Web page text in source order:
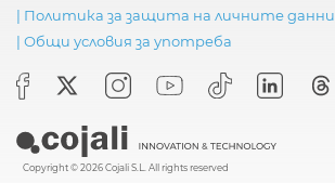
| Политика за защита на личните данни
| Общи условия за употреба
Copyright © 2026 Cojali S.L. All rights reserved